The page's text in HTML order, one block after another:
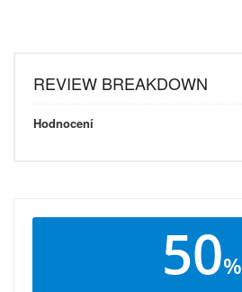
REVIEW BREAKDOWN
Hodnocení
50%